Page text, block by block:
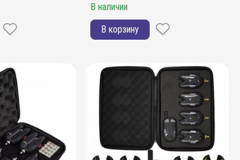
В наличии
В корзину